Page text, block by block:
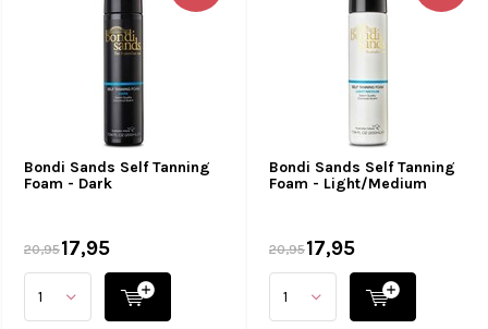
Bondi Sands Self Tanning
Foam - Dark
20,9517,95
Bondi Sands Self Tanning
Foam - Light/Medium
20,9517,95